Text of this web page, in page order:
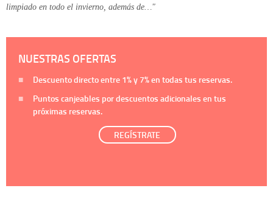
limpiado en todo el invierno, además de…"
NUESTRAS OFERTAS
Descuento directo entre 1%y 7%en todas tus reservas.
Puntos canjeables por descuentos adicionales en tus
próximas reservas.
REGÍSTRATE